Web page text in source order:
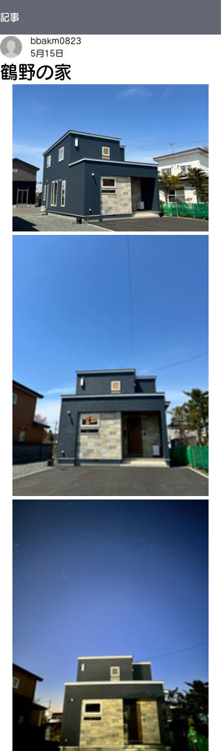
記事
鶴野の家
bbakm0823
5月15日